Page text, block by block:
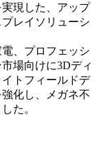
現した、アップ
レイソリューシ
、プロフェッシ
場向けに3Dディ
トフィールドデ
化し、メガネ不
た。